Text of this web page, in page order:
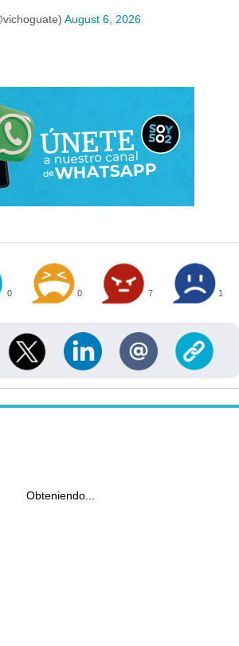
August 6, 2026
0 0 7 1
Obteniendo...